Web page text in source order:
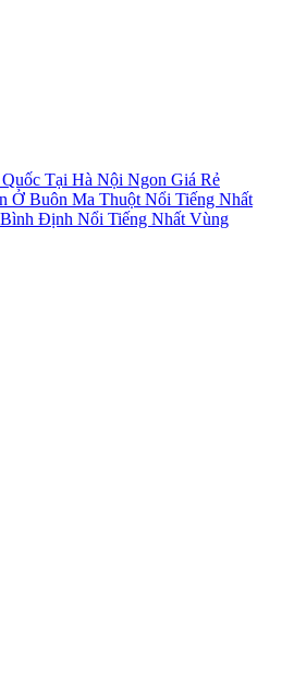
Tại Hà Nội Ngon Giá Rẻ
Ở Buôn Ma Thuột Nổi Tiếng Nhất
Định Nổi Tiếng Nhất Vùng